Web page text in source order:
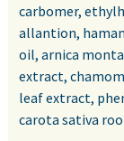
carbomer,
allantion,
oil, arnica
extract,
leaf extract,
carota sativa